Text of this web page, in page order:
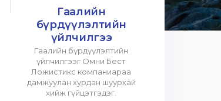
Гаалийн
бүрдүүлэлтийн
үйлчилгээ
Гаалийн бүрдүүлэлтийн
үйлчилгээг Омни Бест
Ложистикс компаниараа
дамжуулан хурдан шуурхай
хийж гүйцэтгэдэг.